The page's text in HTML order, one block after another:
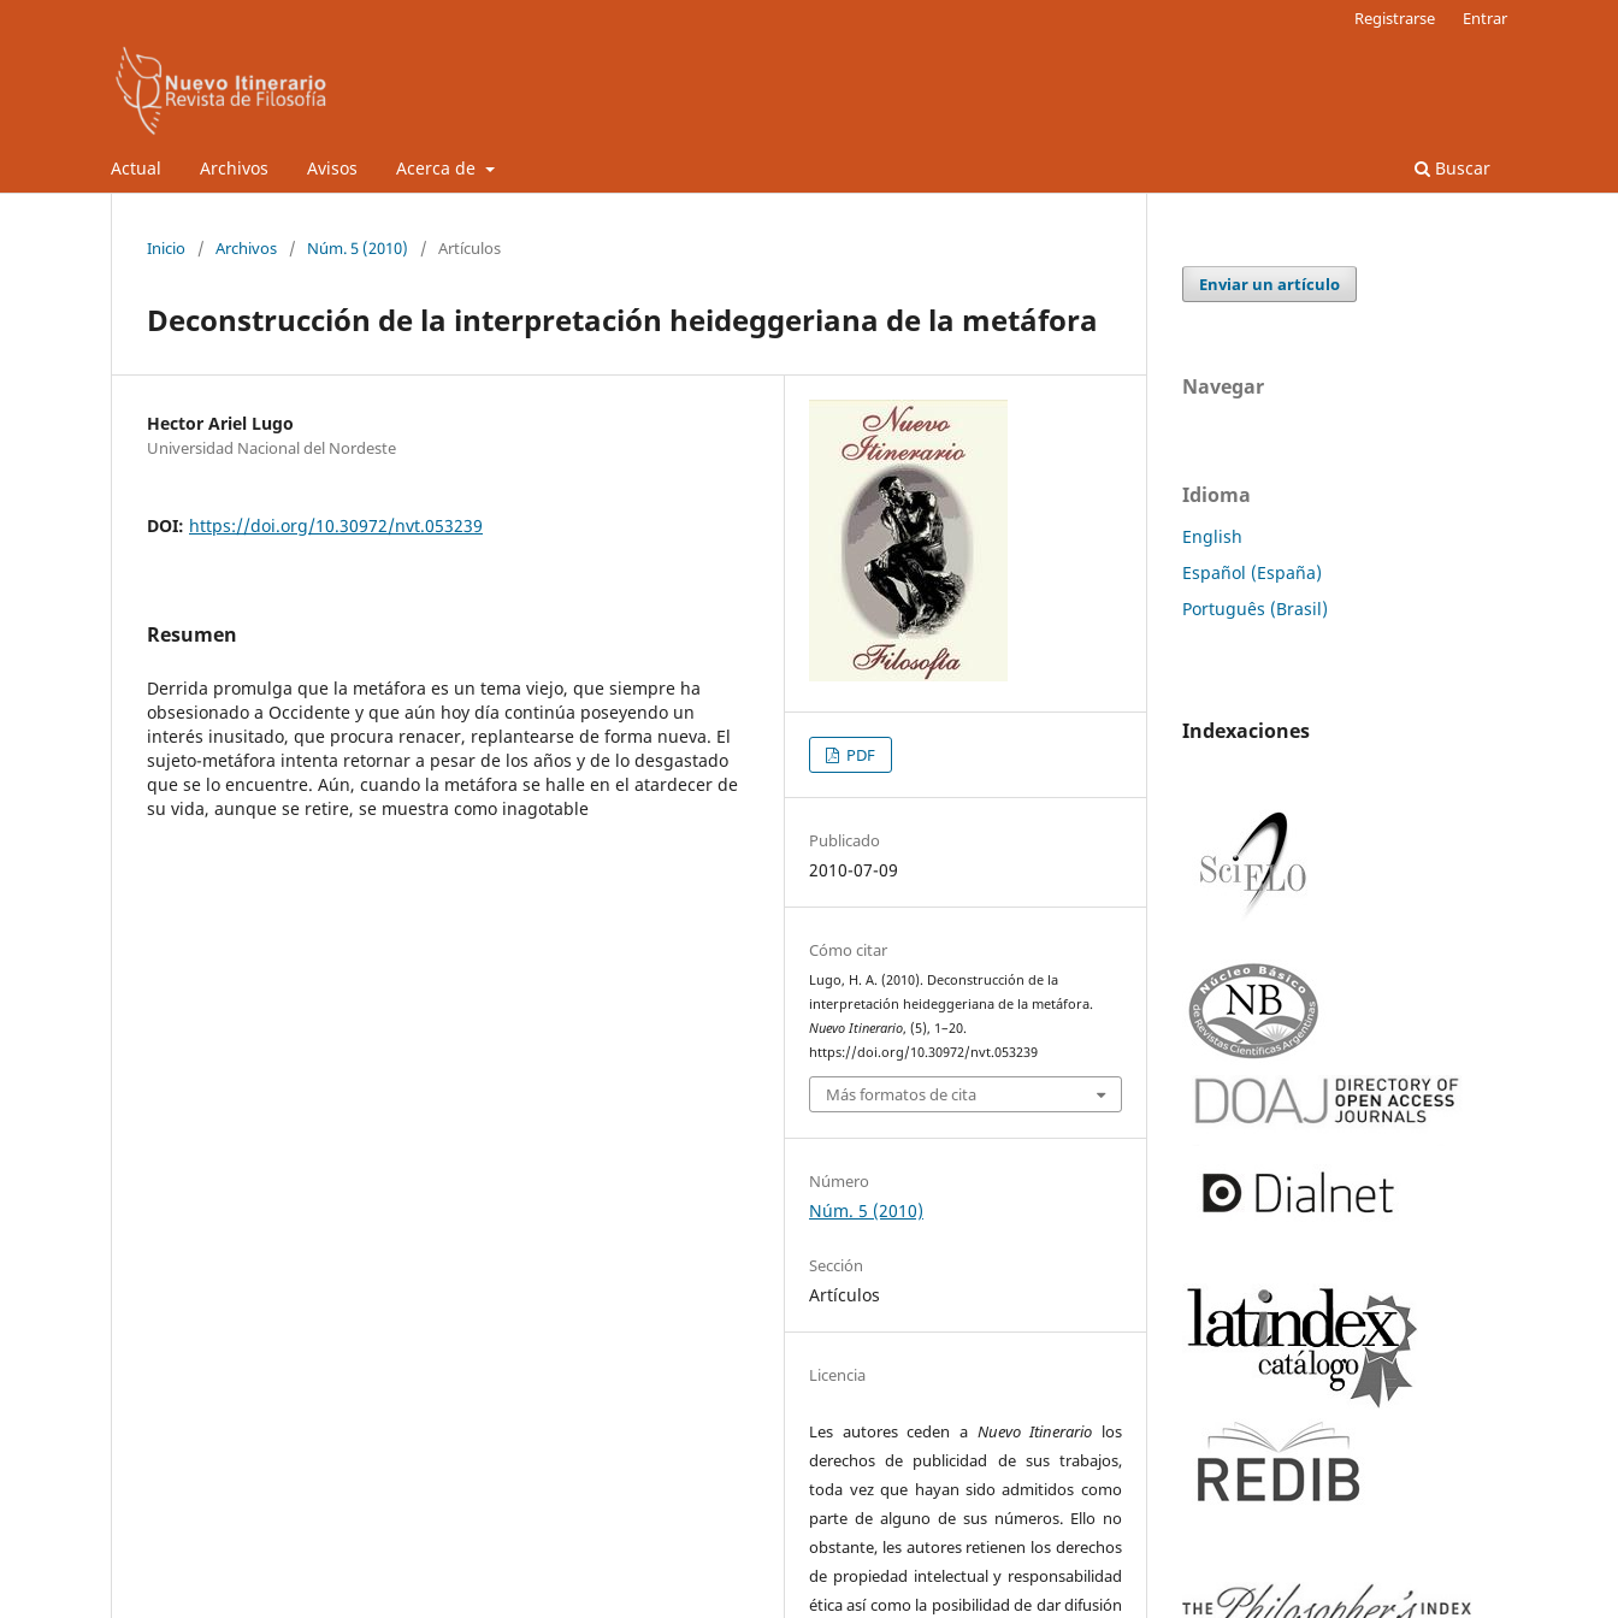
Actual Archivos Avisos Acerca de Buscar
Registrarse Entrar
Inicio / Archivos / Núm. 5 (2010) / Artículos
Deconstrucción de la interpretación heideggeriana de la metáfora
Hector Ariel Lugo
Universidad Nacional del Nordeste
DOI: https://doi.org/10.30972/nvt.053239
Resumen
Derrida promulga que la metáfora es un tema viejo, que siempre ha
obsesionado a Occidente y que aún hoy día continúa poseyendo un
interés inusitado, que procura renacer, replantearse de forma nueva. El
sujeto-metáfora intenta retornar a pesar de los años y de lo desgastado
que se lo encuentre. Aún, cuando la metáfora se halle en el atardecer de
su vida, aunque se retire, se muestra como inagotable
PDF
Publicado
2010-07-09
Cómo citar
Lugo, H. A. (2010). Deconstrucción de la
interpretación heideggeriana de la metáfora.
Nuevo Itinerario, (5), 1–20.
https://doi.org/10.30972/nvt.053239
Más formatos de cita
Número
Núm. 5 (2010)
Sección
Artículos
Licencia
Les autores ceden a Nuevo Itinerario los
derechos de publicidad de sus trabajos,
toda vez que hayan sido admitidos como
parte de alguno de sus números. Ello no
obstante, les autores retienen los derechos
de propiedad intelectual y responsabilidad
ética así como la posibilidad de dar difusión
Enviar un artículo
Navegar
Idioma
English
Español (España)
Português (Brasil)
Indexaciones